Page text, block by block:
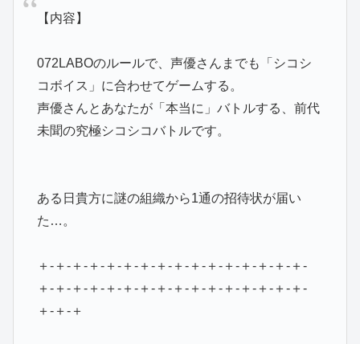
【内容】
072LABOのルールで、声優さんまでも「シコシ
コボイス」に合わせてゲームする。
声優さんとあなたが「本当に」バトルする、前代
未聞の究極シコシコバトルです。
ある日貴方に謎の組織から1通の招待状が届い
た…。
＋-＋-＋-＋-＋-＋-＋-＋-＋-＋-＋-＋-＋-＋-＋-＋-
＋-＋-＋-＋-＋-＋-＋-＋-＋-＋-＋-＋-＋-＋-＋-＋-
＋-＋-＋